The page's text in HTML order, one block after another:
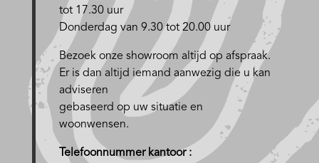
tot 17.30 uur
Donderdag van 9.30 tot 20.00 uur
Bezoek onze showroom altijd op afspraak.
Er is dan altijd iemand aanwezig die u kan
adviseren
gebaseerd op uw situatie en
woonwensen.
Telefoonnummer kantoor :